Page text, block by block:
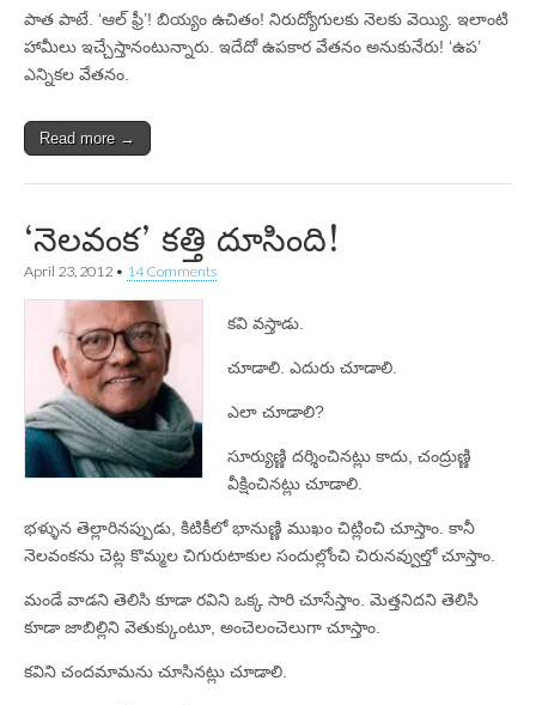
పాత పాటే. ‘ఆల్‌ ఫ్రీ’! బియ్యం ఉచితం! నిరుద్యోగులకు నెలకు వెయ్యి. ఇలాంటి
హామీలు ఇచ్చేస్తానంటున్నారు. ఇదేదో ఉపకార వేతనం అనుకునేరు! ‘ఉప’
ఎన్నికల వేతనం.
Read more →
‘నెలవంక’ కత్తి దూసింది!
April 23, 2012 • 14 Comments
కవి వస్తాడు.
చూడాలి. ఎదురు చూడాలి.
ఎలా చూడాలి?
సూర్యుణ్ణి దర్శించినట్లు కాదు, చంద్రుణ్ణి
వీక్షించినట్లు చూడాలి.
భళ్ళున తెల్లారినప్పుడు, కిటికీలో భానుణ్ణి ముఖం చిట్లించి చూస్తాం. కానీ
నెలవంకను చెట్ల కొమ్మల చిగురుటాకుల సందుల్లోంచి చిరునవ్వుల్తో చూస్తాం.
మండే వాడని తెలిసి కూడా రవిని ఒక్క సారి చూసేస్తాం. మెత్తనిదని తెలిసి
కూడా జాబిల్లిని వెతుక్కుంటూ, అంచెలంచెలుగా చూస్తాం.
కవిని చందమామను చూసినట్లు చూడాలి.